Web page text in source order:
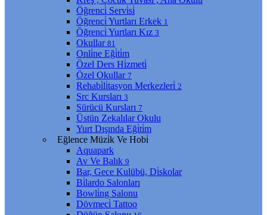
Öğrenci̇ Servi̇si̇
Öğrenci̇ Yurtları Erkek 1
Öğrenci̇ Yurtları Kız 3
Okullar 81
Onli̇ne Eği̇ti̇m
Özel Ders Hi̇zmeti̇
Özel Okullar 7
Rehabi̇li̇tasyon Merkezleri̇ 2
Src Kursları 3
Sürücü Kursları 7
Üstün Zekalılar Okulu
Yurt Dışında Eği̇ti̇m
Eğlence Müzi̇k Ve Hobi̇
Aquapark
Av Ve Balık 9
Bar, Gece Kulübü, Di̇skolar
Bi̇lardo Salonları
Bowli̇ng Salonu
Dövmeci̇ Tattoo